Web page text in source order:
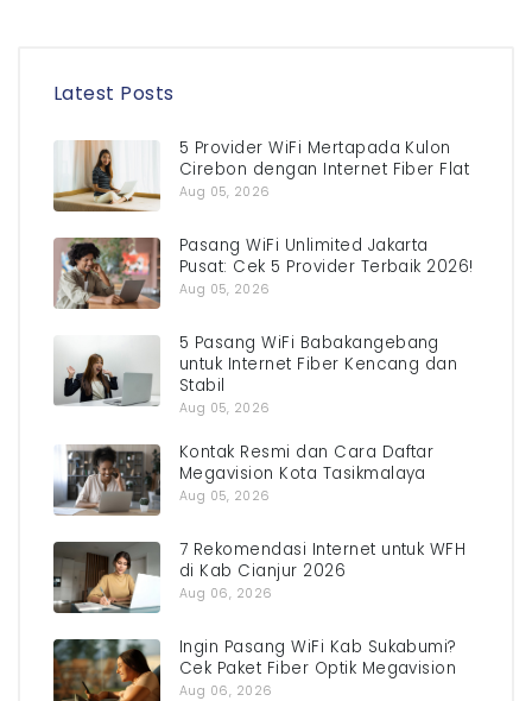
Latest Posts
5 Provider WiFi Mertapada Kulon
Cirebon dengan Internet Fiber Flat
Aug 05, 2026
Pasang WiFi Unlimited Jakarta
Pusat: Cek 5 Provider Terbaik 2026!
Aug 05, 2026
5 Pasang WiFi Babakangebang
untuk Internet Fiber Kencang dan
Stabil
Aug 05, 2026
Kontak Resmi dan Cara Daftar
Megavision Kota Tasikmalaya
Aug 05, 2026
7 Rekomendasi Internet untuk WFH
di Kab Cianjur 2026
Aug 06, 2026
Ingin Pasang WiFi Kab Sukabumi?
Cek Paket Fiber Optik Megavision
Aug 06, 2026